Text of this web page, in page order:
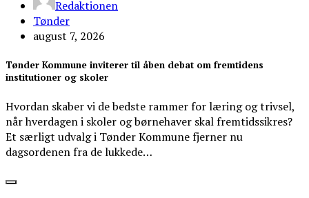
Redaktionen
Tønder
august 7, 2026
Tønder Kommune inviterer til åben debat om fremtidens
institutioner og skoler
Hvordan skaber vi de bedste rammer for læring og trivsel,
når hverdagen i skoler og børnehaver skal fremtidssikres?
Et særligt udvalg i Tønder Kommune fjerner nu
dagsordenen fra de lukkede…